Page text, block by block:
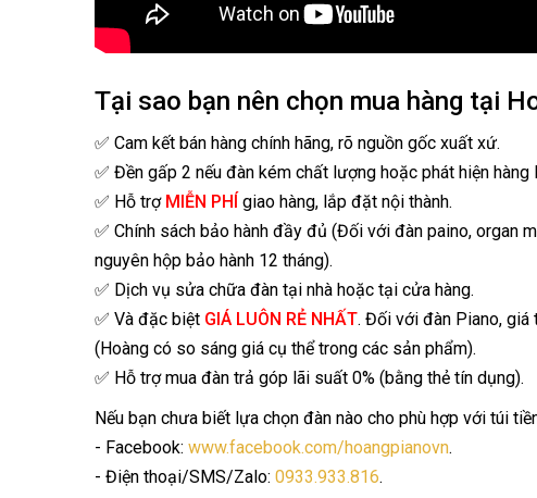
Tại sao bạn nên chọn mua hàng tại
✅ Cam kết bán hàng chính hãng, rõ nguồn gốc xuất xứ.
✅ Đền gấp 2 nếu đàn kém chất lượng hoặc phát hiện hàng
✅ Hỗ trợ MIỄN PHÍ giao hàng, lắp đặt nội thành.
✅ Chính sách bảo hành đầy đủ (Đối với đàn paino, organ
nguyên hộp bảo hành 12 tháng).
✅ Dịch vụ sửa chữa đàn tại nhà hoặc tại cửa hàng.
✅ Và đặc biệt GIÁ LUÔN RẺ NHẤT. Đối với đàn Piano, giá
(Hoàng có so sáng giá cụ thể trong các sản phẩm).
✅ Hỗ trợ mua đàn trả góp lãi suất 0% (bằng thẻ tín dụng).
Nếu bạn chưa biết lựa chọn đàn nào cho phù hợp với túi
- Facebook: www.facebook.com/hoangpianovn.
- Điện thoại/SMS/Zalo: 0933.933.816.